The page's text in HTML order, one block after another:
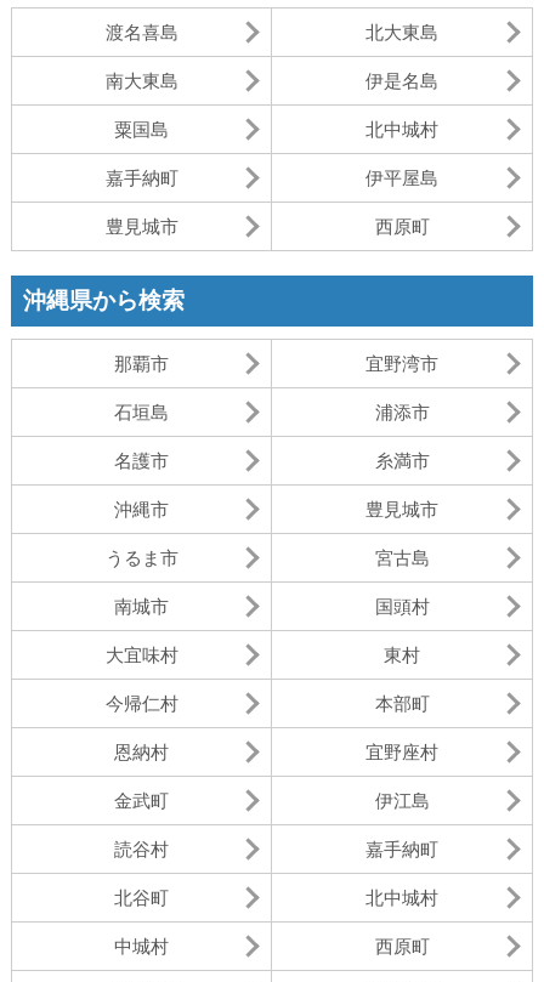
渡名喜島 北大東島
南大東島 伊是名島
粟国島 北中城村
嘉手納町 伊平屋島
豊見城市 西原町
沖縄県から検索
那覇市 宜野湾市
石垣島 浦添市
名護市 糸満市
沖縄市 豊見城市
うるま市 宮古島
南城市 国頭村
大宜味村 東村
今帰仁村 本部町
恩納村 宜野座村
金武町 伊江島
読谷村 嘉手納町
北谷町 北中城村
中城村 西原町